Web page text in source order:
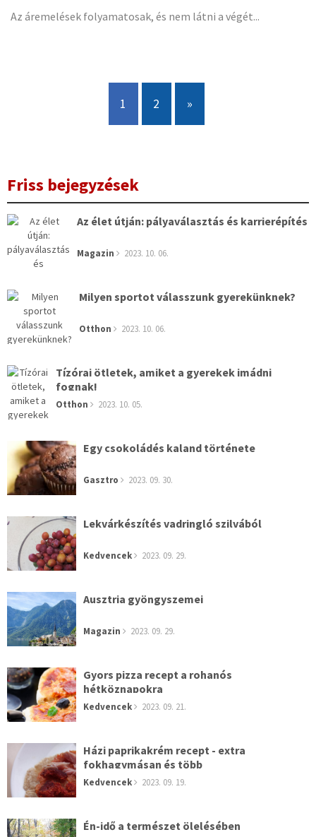
Az áremelések folyamatosak, és nem látni a végét...
1 2 »
Friss bejegyzések
Az élet útján: pályaválasztás és karrierépítés
Magazin 2023. 10. 06.
Milyen sportot válasszunk gyerekünknek?
Otthon 2023. 10. 06.
Tízórai ötletek, amiket a gyerekek imádni
fognak!
Otthon 2023. 10. 05.
Egy csokoládés kaland története
Gasztro 2023. 09. 30.
Lekvárkészítés vadringló szilvából
Kedvencek 2023. 09. 29.
Ausztria gyöngyszemei
Magazin 2023. 09. 29.
Gyors pizza recept a rohanós
hétköznapokra
Kedvencek 2023. 09. 21.
Házi paprikakrém recept - extra
fokhagymásan és több
Kedvencek 2023. 09. 19.
Én-idő a természet ölelésében